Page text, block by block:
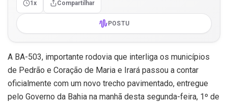
1x Compartilhar
POSTU
A BA-503, importante rodovia que interliga os municípios
de Pedrão e Coração de Maria e Irará passou a contar
oficialmente com um novo trecho pavimentado, entregue
pelo Governo da Bahia na manhã desta segunda-feira, 1º de